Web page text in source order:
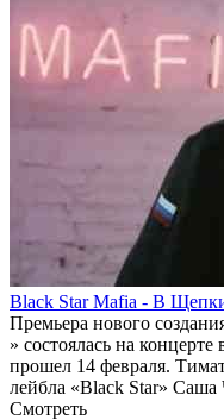
Black Star Mafia - В
Премьера нового
» состоялась на
прошел 14 февраля.
лейбла «Black Star» Саша
Смотреть